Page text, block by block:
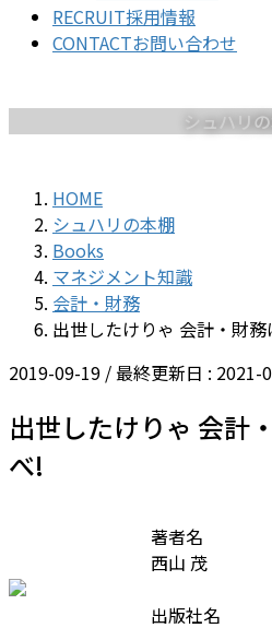
RECRUIT採用情報
CONTACTお問い合わせ
シュハリ
HOME
シュハリの本棚
Books
マネジメント知識
会計・財務
出世したけりゃ 会計・財
2019-09-19 / 最終更新日 : 2021-
出世したけりゃ 会計
べ!
著者名
西山 茂
出版社名